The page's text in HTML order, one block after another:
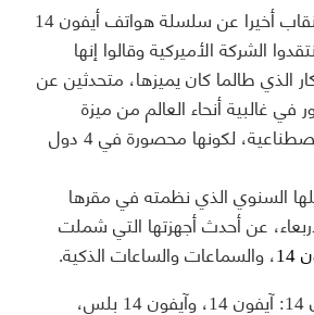
كشفت شركة أبل النقاب أخيرا عن سلسلة هواتف أيفون 14
الشركة الأميركية وقالوا إنها
الذي طالما كان يميزها، متحدثين عن
في غالبية أنحاء العالم من ميزة
الاتصال بالأقمار الاصطناعية، لكونها محصورة في 4 دول
السنوي الذي نظمته في مقرها
عن أحدث أجهزتها التي شملت
، والسماعات والساعات الذكية.
وتضم قائمة آيفون 14: آيفون 14، وآيفون 14 بلس،